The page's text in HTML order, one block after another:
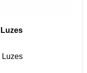
Luzes